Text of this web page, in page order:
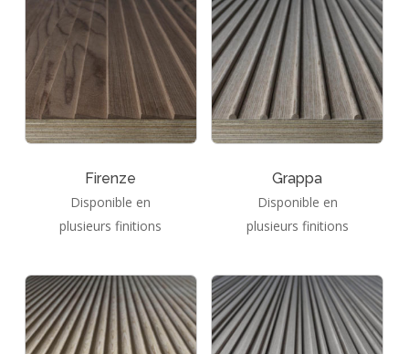
Firenze
Disponible en
plusieurs finitions
Grappa
Disponible en
plusieurs finitions